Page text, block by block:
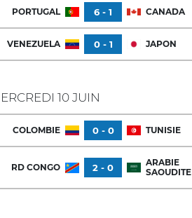
PORTUGAL 6 - 1 CANADA
VENEZUELA 0 - 1 JAPON
10 JUIN
COLOMBIE 0 - 0 TUNISIE
RD CONGO 2 - 0
ARABIE
SAOUDITE